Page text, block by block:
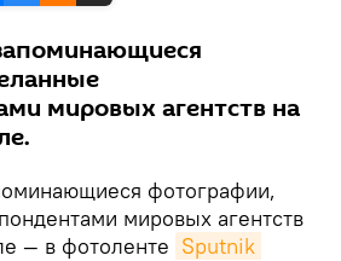
мировых агентств на
фотографии,
мировых агентств
— в фотоленте Sputnik